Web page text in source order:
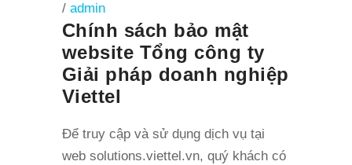
/ admin
Chính sách bảo mật
website Tổng công ty
Giải pháp doanh nghiệp
Viettel
Để truy cập và sử dụng dịch vụ tại
web solutions.viettel.vn, quý khách có